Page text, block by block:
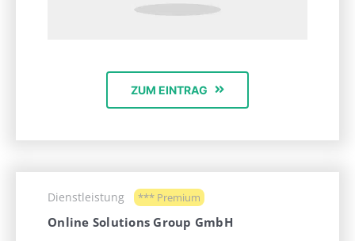
ZUM EINTRAG
Dienstleistung *** Premium
Online Solutions Group GmbH